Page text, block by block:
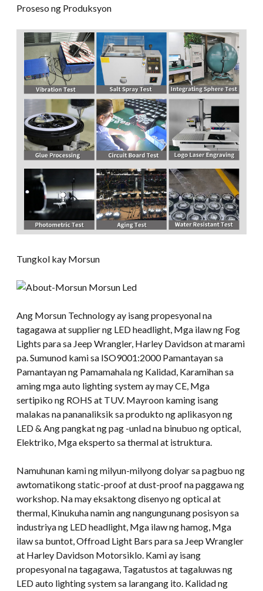
Proseso ng Produksyon
Tungkol kay Morsun
Ang Morsun Technology ay isang propesyonal na
tagagawa at supplier ng LED headlight, Mga ilaw ng Fog
Lights para sa Jeep Wrangler, Harley Davidson at marami
pa. Sumunod kami sa ISO9001:2000 Pamantayan sa
Pamantayan ng Pamamahala ng Kalidad, Karamihan sa
aming mga auto lighting system ay may CE, Mga
sertipiko ng ROHS at TUV. Mayroon kaming isang
malakas na pananaliksik sa produkto ng aplikasyon ng
LED & Ang pangkat ng pag -unlad na binubuo ng optical,
Elektriko, Mga eksperto sa thermal at istruktura.
Namuhunan kami ng milyun-milyong dolyar sa pagbuo ng
awtomatikong static-proof at dust-proof na paggawa ng
workshop. Na may eksaktong disenyo ng optical at
thermal, Kinukuha namin ang nangungunang posisyon sa
industriya ng LED headlight, Mga ilaw ng hamog, Mga
ilaw sa buntot, Offroad Light Bars para sa Jeep Wrangler
at Harley Davidson Motorsiklo. Kami ay isang
propesyonal na tagagawa, Tagatustos at tagaluwas ng
LED auto lighting system sa larangang ito. Kalidad ng